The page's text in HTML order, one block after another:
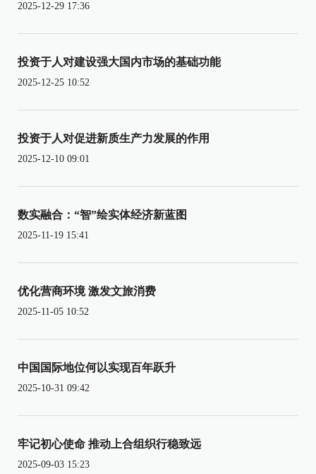
2025-12-29 17:36
投资于人对建设强大国内市场的基础功能
2025-12-25 10:52
投资于人对促进新质生产力发展的作用
2025-12-10 09:01
数实融合：“智”绘实体经济新蓝图
2025-11-19 15:41
优化营商环境 激发文旅消费
2025-11-05 10:52
中国国际地位何以实现百年跃升
2025-10-31 09:42
牢记初心使命 推动上合组织行稳致远
2025-09-03 15:23